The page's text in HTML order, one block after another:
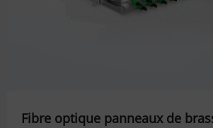
Fibre optique panneaux de